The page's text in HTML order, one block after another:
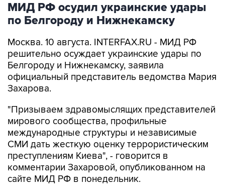
МИД РФ осудил украинские удары
по Белгороду и Нижнекамску
Москва. 10 августа. INTERFAX.RU - МИД РФ
решительно осуждает украинские удары по
Белгороду и Нижнекамску, заявила
официальный представитель ведомства Мария
Захарова.
"Призываем здравомыслящих представителей
мирового сообщества, профильные
международные структуры и независимые
СМИ дать жесткую оценку террористическим
преступлениям Киева", - говорится в
комментарии Захаровой, опубликованном на
сайте МИД РФ в понедельник.